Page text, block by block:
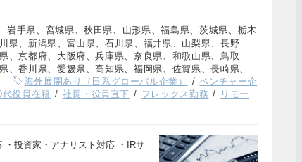
岩手県、宮城県、秋田県、山形県、福島県、茨城県、栃木
県、新潟県、富山県、石川県、福井県、山梨県、長野
、京都府、大阪府、兵庫県、奈良県、和歌山県、鳥取
、香川県、愛媛県、高知県、福岡県、佐賀県、長崎県、
海外展開あり（日系グローバル企業）
ベンチャー企
代役員在籍 社長・役員直下 フレックス勤務
リモー
・投資家・アナリスト対応 ・IRサ